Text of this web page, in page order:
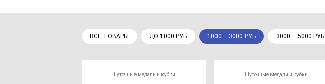
ВСЕ ТОВАРЫ ДО 1000 РУБ 1000 – 3000 РУБ 3000 – 5000 РУБ
Шуточные медали и кубки Шуточные медали и кубки